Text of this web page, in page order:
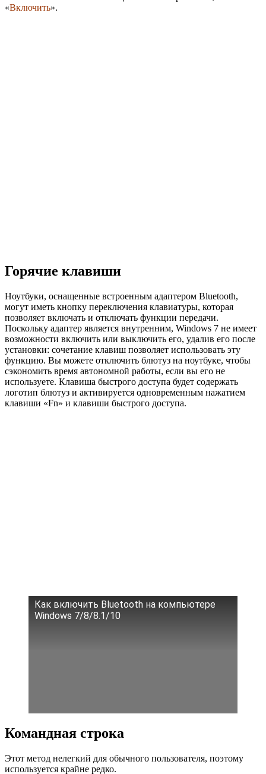
«Включить».
Горячие клавиши
Ноутбуки, оснащенные встроенным адаптером Bluetooth,
могут иметь кнопку переключения клавиатуры, которая
позволяет включать и отключать функции передачи.
Поскольку адаптер является внутренним, Windows 7 не имеет
возможности включить или выключить его, удалив его после
установки: сочетание клавиш позволяет использовать эту
функцию. Вы можете отключить блютуз на ноутбуке, чтобы
сэкономить время автономной работы, если вы его не
используете. Клавиша быстрого доступа будет содержать
логотип блютуз и активируется одновременным нажатием
клавиши «Fn» и клавиши быстрого доступа.
Как включить Bluetooth на компьютере
Windows 7/8/8.1/10
Командная строка
Этот метод нелегкий для обычного пользователя, поэтому
используется крайне редко.